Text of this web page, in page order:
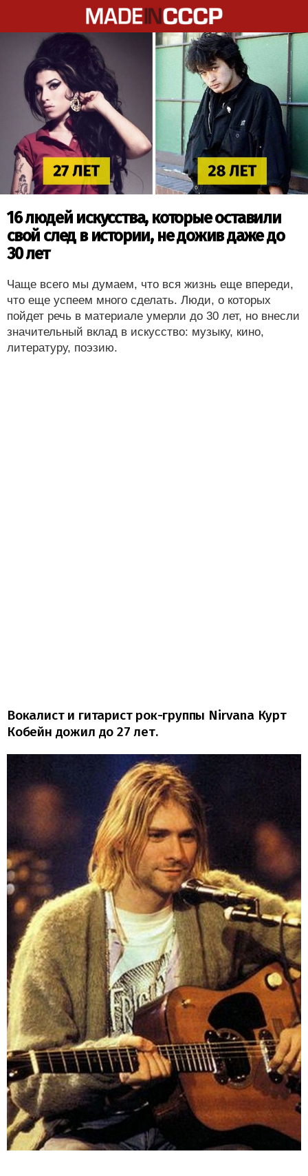
16 людей искусства, которые оставили
свой след в истории, не дожив даже до
30 лет
Чаще всего мы думаем, что вся жизнь еще впереди,
что еще успеем много сделать. Люди, о которых
пойдет речь в материале умерли до 30 лет, но внесли
значительный вклад в искусство: музыку, кино,
литературу, поэзию.
Вокалист и гитарист рок-группы Nirvana Курт
Кобейн дожил до 27 лет.